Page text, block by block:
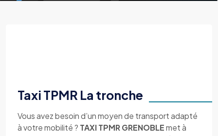
Taxi TPMR La tronche
Vous avez besoin d’un moyen de transport adapté
à votre mobilité ? TAXI TPMR GRENOBLEmet à